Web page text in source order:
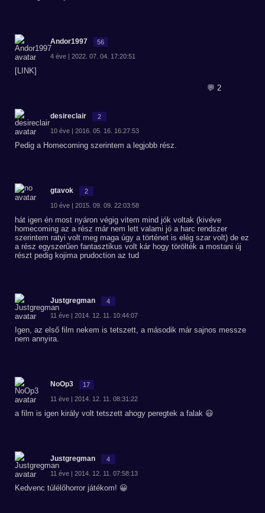
Andor1997 56
4 éve | 2022. 07. 04. 17:20:51
[LINK]
💬 2
desireclair 2
10 éve | 2016. 05. 16. 16:27:53
Pedig a Homecoming szerintem a legjobb rész.
gtavok 2
10 éve | 2015. 09. 09. 22:03:58
hát igen én most nyáron végig vitem mind jók voltak (kivéve
homecoming az a rész már nem lett valami jó a harc rendszer
szerintem ratyi volt meg maga úgy a történet is elég szar volt) de ez
a rész egyszerűen fantasztikus volt kár hogy törölték a mostani új
részt pedig kojima prudoction az tud
Justgregman 4
11 éve | 2014. 12. 11. 10:44:07
Igen, az első film nekem is tetszett, a második már sajnos messze
nem annyira.
NoOp3 17
11 éve | 2014. 12. 11. 08:31:22
a film is igen király volt tetszett ahogy peregtek a falak 😃
Justgregman 4
11 éve | 2014. 12. 11. 07:58:13
Kedvenc túlélőhorror játékom! 😀